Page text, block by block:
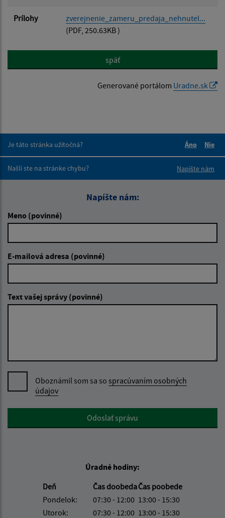
Prílohy
zverejnenie_zameru_predaja_nehnutel...
(PDF, 250.63KB )
späť
Generované portálom Uradne.sk
Je táto stránka užitočná?
Áno
Nie
Našli ste na stránke chybu?
Napíšte nám
Napíšte nám:
Meno (povinné)
E-mailová adresa (povinné)
Text vašej správy (povinné)
Oboznámil som sa so spracúvaním osobných
údajov
Google reCaptcha ResponseOdoslať správu
Úradné hodiny:
Deň
Čas doobedaČas poobede
Pondelok:
07:30 - 12:00 13:00 - 15:30
Utorok:
07:30 - 12:00 13:00 - 15:30